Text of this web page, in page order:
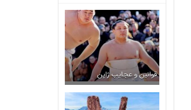
قوانین و عجایب ژاپن